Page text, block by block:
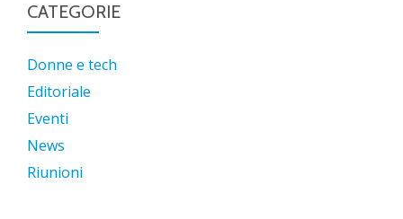
CATEGORIE
Donne e tech
Editoriale
Eventi
News
Riunioni